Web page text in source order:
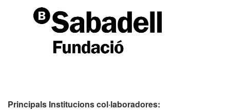
Principals Institucionscol·laboradores: